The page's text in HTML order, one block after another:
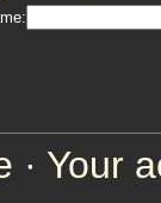
· Your